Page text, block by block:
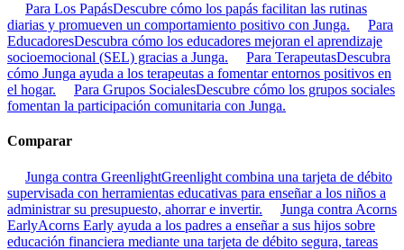
Para Los PapásDescubre cómo los papás facilitan las rutinas
diarias y promueven un comportamiento positivo con Junga.
Para
EducadoresDescubra cómo los educadores mejoran el aprendizaje
socioemocional (SEL) gracias a Junga.
Para TerapeutasDescubra
cómo Junga ayuda a los terapeutas a fomentar entornos positivos en
el hogar.
Para Grupos SocialesDescubre cómo los grupos sociales
fomentan la participación comunitaria con Junga.
Comparar
Junga contra GreenlightGreenlight combina una tarjeta de débito
supervisada con herramientas educativas para enseñar a los niños a
administrar su presupuesto, ahorrar e invertir.
Junga contra Acorns
EarlyAcorns Early ayuda a los padres a enseñar a sus hijos sobre
educación financiera mediante una tarjeta de débito segura, tareas